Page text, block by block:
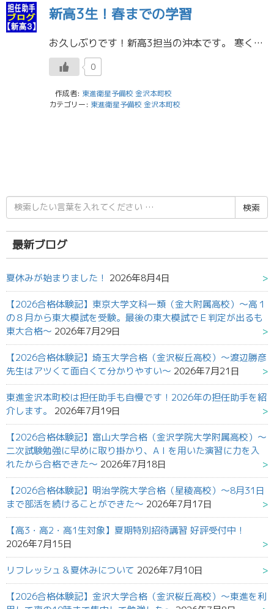
新高3生！春までの学習
お久しぶりです！新高3担当の沖本です。 寒くなってきましたが、みなさん体調はいかがですか？？ インフルエンザやコロナ感染症もまだ流行っているので、睡眠をしっかりとって体調に気を付けて過ごしてください！ 高校二年生のみなさ […]
0
作成者: 東進衛星予備校 金沢本町校
カテゴリー: 東進衛星予備校 金沢本町校
検
索
結
果:
最新ブログ
夏休みが始まりました！ 2026年8月4日
【2026合格体験記】東京大学文科一類（金大附属高校）～高１
の８月から東大模試を受験。最後の東大模試でＥ判定が出るも
東大合格～ 2026年7月29日
【2026合格体験記】埼玉大学合格（金沢桜丘高校）～渡辺勝彦
先生はアツくて面白くて分かりやすい～ 2026年7月21日
東進金沢本町校は担任助手も自慢です！2026年の担任助手を紹
介します。
2026年7月19日
【2026合格体験記】富山大学合格（金沢学院大学附属高校）～
二次試験勉強に早めに取り掛かり、AＩを用いた演習に力を入
れたから合格できた～ 2026年7月18日
【2026合格体験記】明治学院大学合格（星稜高校）～8月31日
まで部活を続けることができた～ 2026年7月17日
【高3・高2・高1生対象】夏期特別招待講習 好評受付中！
2026年7月15日
リフレッシュ＆夏休みについて 2026年7月10日
【2026合格体験記】金沢大学合格（金沢桜丘高校）～東進を利